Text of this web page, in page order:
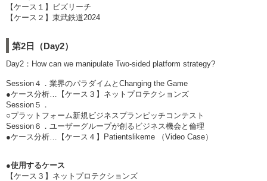
【ケース１】ビズリーチ
【ケース２】東武鉄道2024
第2日（Day2）
Day2：How can we manipulate Two-sided platform strategy?
Session４．業界のパラダイムとChanging the Game
●ケース分析…【ケース３】ネットプロテクションズ
Session５．
○プラットフォーム新規ビジネスプランピッチコンテスト
Session６．ユーザーグループが創るビジネス機会と倫理
●ケース分析…【ケース４】Patientslikeme （Video Case）
●使用するケース
【ケース３】ネットプロテクションズ